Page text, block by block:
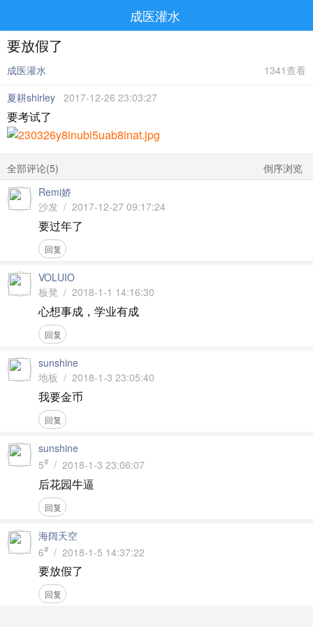
成医灌水
要放假了
成医灌水
1341查看
夏耕shirley 2017-12-26 23:03:27
要考试了
全部评论(5)
倒序浏览
Remi娇
沙发 / 2017-12-27 09:17:24
要过年了
回复
VOLUIO
板凳 / 2018-1-1 14:16:30
心想事成，学业有成
回复
sunshine
地板 / 2018-1-3 23:05:40
我要金币
回复
sunshine
5# / 2018-1-3 23:06:07
后花园牛逼
回复
海阔天空
6# / 2018-1-5 14:37:22
要放假了
回复